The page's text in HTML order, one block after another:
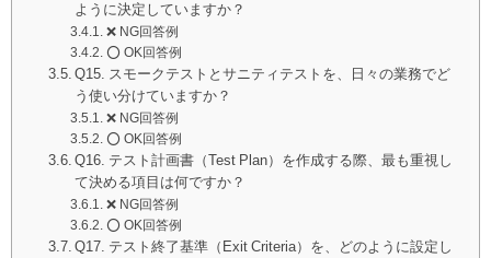
ように決定していますか？
❌ NG回答例
⭕️ OK回答例
Q15. スモークテストとサニティテストを、日々の業務でど
う使い分けていますか？
❌ NG回答例
⭕️ OK回答例
Q16. テスト計画書（Test Plan）を作成する際、最も重視し
て決める項目は何ですか？
❌ NG回答例
⭕️ OK回答例
Q17. テスト終了基準（Exit Criteria）を、どのように設定し